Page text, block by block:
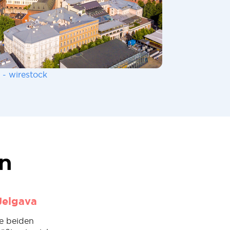
- wirestock
beiden